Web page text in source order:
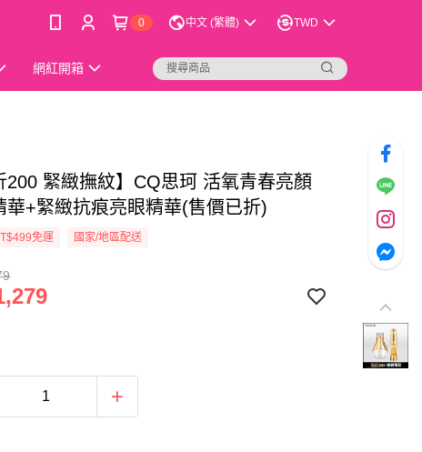
0 中文 (繁體) TWD
網紅開箱
200 緊緻撫紋】CQ思珂 活氧青春亮顏
華+緊緻抗痕亮眼精華(售價已折)
免運 國家/地區配送